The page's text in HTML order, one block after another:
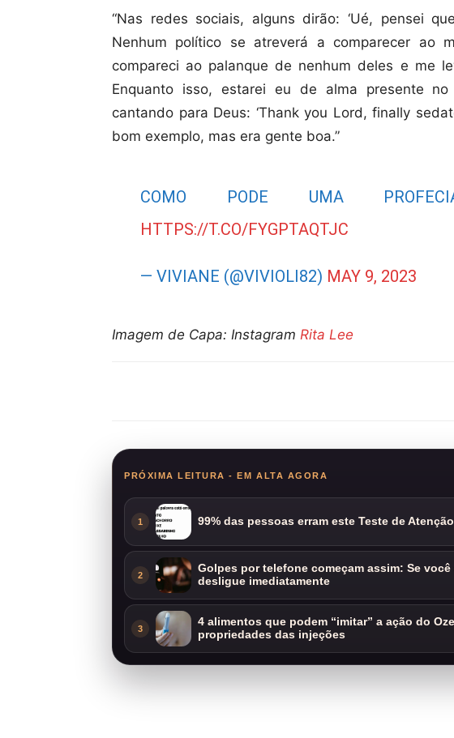
“Nas redes sociais, alguns dirão: ‘Ué, pensei
Nenhum político se atreverá a comparecer ao
compareci ao palanque de nenhum deles e me
Enquanto isso, estarei eu de alma presente
cantando para Deus: ‘Thank you Lord, finally
bom exemplo, mas era gente boa.”
COMO PODE UMA
HTTPS://T.CO/FYGPTAQTJC
— VIVIANE (@VIVIOLI82) MAY 9, 2023
Imagem de Capa: Instagram Rita Lee
PRÓXIMA LEITURA - EM ALTA AGORA
1 99% das pessoas erram este Teste de
2
Golpes por telefone começam assim: Se
desligue imediatamente
3
4 alimentos que podem “imitar” a ação do
propriedades das injeções